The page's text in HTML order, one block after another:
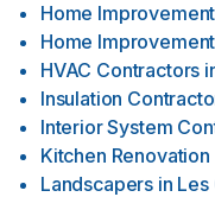
Home
Home
HVAC Contractors
Insulation
Interior System
Kitchen
Landscapers in Les